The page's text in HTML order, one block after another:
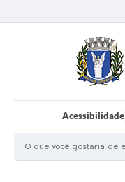
Acessibilidade